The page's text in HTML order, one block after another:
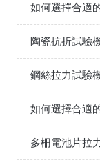
如何選擇合適
陶瓷抗折試驗
鋼絲拉力試驗
如何選擇合適
多柵電池片拉